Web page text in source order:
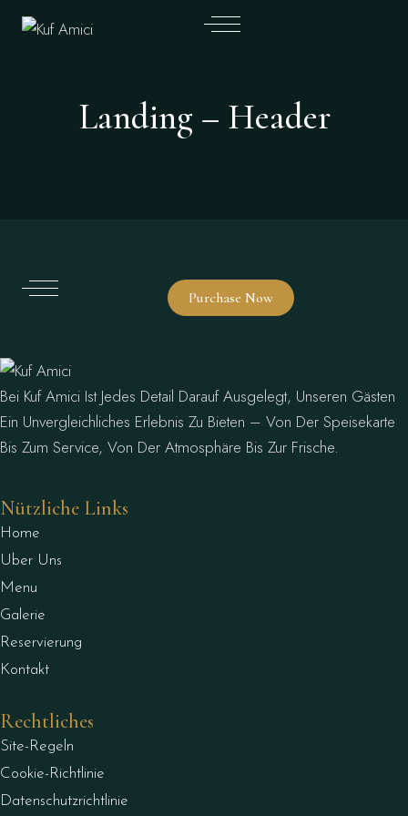
Landing – Header
Purchase Now
Bei Kuf Amici Ist Jedes Detail Darauf Ausgelegt, Unseren Gästen
Ein Unvergleichliches Erlebnis Zu Bieten – Von Der Speisekarte
Bis Zum Service, Von Der Atmosphäre Bis Zur Frische.
Nützliche Links
Home
Uber Uns
Menu
Galerie
Reservierung
Kontakt
Rechtliches
Site-Regeln
Cookie-Richtlinie
Datenschutzrichtlinie